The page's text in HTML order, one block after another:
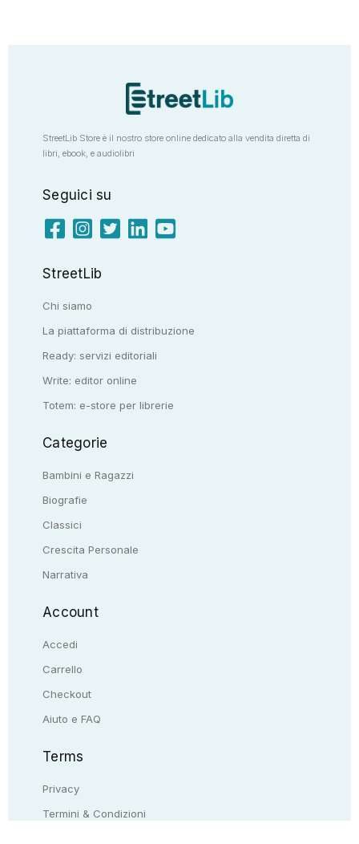
StreetLib Store è il nostro store online dedicato alla vendita diretta di
libri, ebook, e audiolibri
Seguici su
StreetLib
Chi siamo
La piattaforma di distribuzione
Ready: servizi editoriali
Write: editor online
Totem: e-store per librerie
Categorie
Bambini e Ragazzi
Biografie
Classici
Crescita Personale
Narrativa
Account
Accedi
Carrello
Checkout
Aiuto e FAQ
Terms
Privacy
Termini & Condizioni